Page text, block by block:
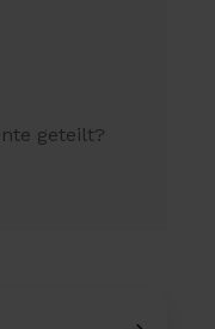
geteilt?